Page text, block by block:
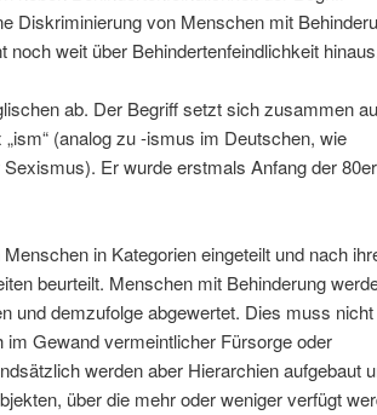
Diskriminierung von Menschen mit
weit über Behindertenfeindlichkeit
ab. Der Begriff setzt sich zusammen
(analog zu -ismus im Deutschen, wie
Er wurde erstmals Anfang der
in Kategorien eingeteilt und nach
beurteilt. Menschen mit Behinderung
und demzufolge abgewertet. Dies muss nicht
Gewand vermeintlicher Fürsorge oder
werden aber Hierarchien aufgebaut
über die mehr oder weniger verfügt